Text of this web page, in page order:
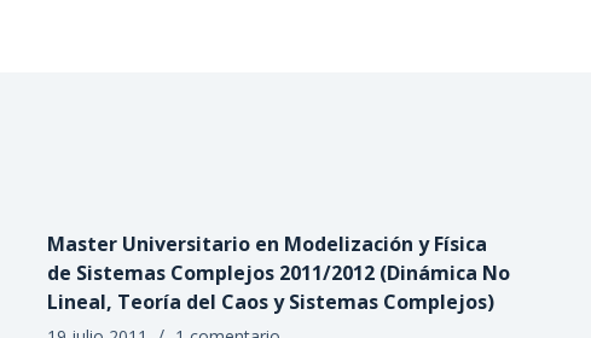
Master Universitario en Modelización y Física
de Sistemas Complejos 2011/2012 (Dinámica No
Lineal, Teoría del Caos y Sistemas Complejos)